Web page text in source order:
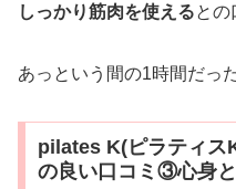
しっかり筋肉を使えるとの
あっという間の1時間だっ
pilates K(ピラティス
の良い口コミ③心身